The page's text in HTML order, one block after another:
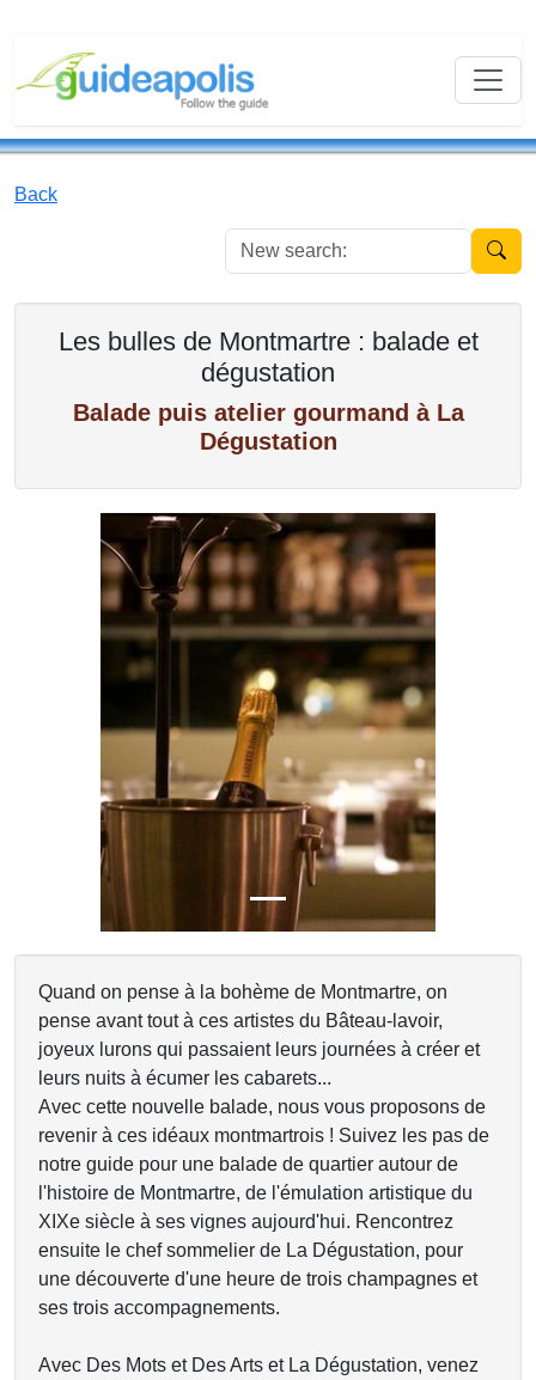
Back
New
Les bulles de Montmartre : balade et
dégustation
Balade puis atelier gourmand à La
Dégustation
Previous
Quand on pense à la bohème de Montmartre, on
pense avant tout à ces artistes du Bâteau-lavoir,
joyeux lurons qui passaient leurs journées à créer et
leurs nuits à écumer les cabarets...
Avec cette nouvelle balade, nous vous proposons de
revenir à ces idéaux montmartrois ! Suivez les pas de
notre guide pour une balade de quartier autour de
l'histoire de Montmartre, de l'émulation artistique du
XIXe siècle à ses vignes aujourd'hui. Rencontrez
ensuite le chef sommelier de La Dégustation, pour
une découverte d'une heure de trois champagnes et
ses trois accompagnements.
Avec Des Mots et Des Arts et La Dégustation, venez